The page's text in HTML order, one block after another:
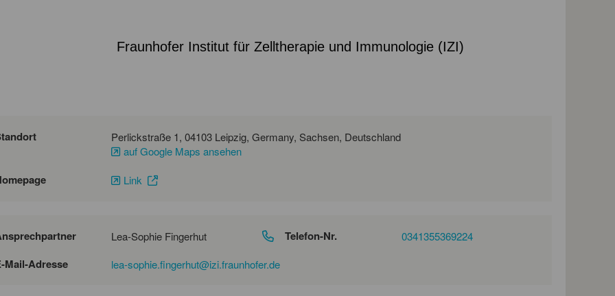
Fraunhofer Institut für Zelltherapie und Immunologie (IZI)
Perlickstraße 1, 04103 Leipzig, Germany, Sachsen, Deutschland
auf Google Maps ansehen
Link
Lea-Sophie Fingerhut Telefon-Nr. 0341355369224
Mail-Adresse lea-sophie.fingerhut@izi.fraunhofer.de